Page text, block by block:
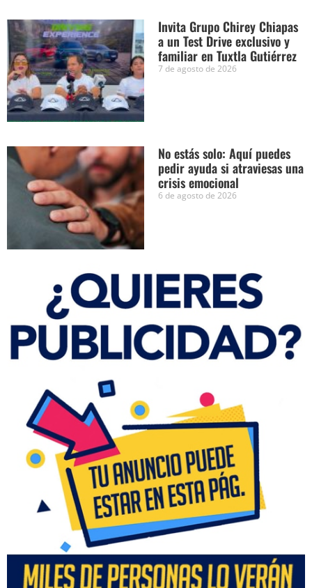
Invita Grupo Chirey Chiapas
a un Test Drive exclusivo y
familiar en Tuxtla Gutiérrez
7 de agosto de 2026
No estás solo: Aquí puedes
pedir ayuda si atraviesas una
crisis emocional
6 de agosto de 2026